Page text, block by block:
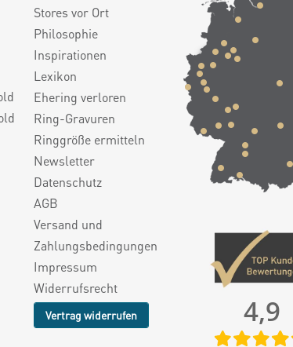
Stores vor Ort
Philosophie
Inspirationen
Lexikon
Ehering verloren
Ring-Gravuren
Ringgröße ermitteln
Newsletter
Datenschutz
AGB
Versand und
Zahlungsbedingungen
Impressum
Widerrufsrecht
Vertrag widerrufen 4,9